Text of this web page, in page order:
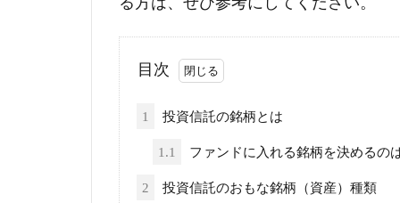
目次
1 投資信託の銘柄とは
1.1 ファンドに入れる銘柄を決めるの
2 投資信託のおもな銘柄（資産）種類